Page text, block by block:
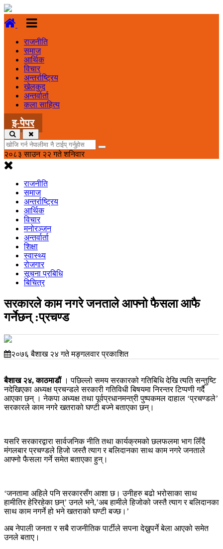
राजनीति
समाज
आर्थिक
विचार
अन्तर्राष्ट्रिय
खेलकुद
अन्तर्वार्ता
कला साहित्य
इ-पेपर
२०८३ साउन २२ गते शनिवार
राजनीति
समाज
अन्तर्राष्ट्रिय
आर्थिक
विचार
मनोरञ्जन
अन्तर्वार्ता
शिक्षा
स्वास्थ्य
रोजगार
सूचना प्रबिधि
बिचित्र
सरकारले काम नगरे जनताले आफ्नो फैसला आफै
गर्नेछन् :प्रचण्ड
२०७६ बैशाख २४ गते मङ्गलवार प्रकाशित
बैशाख २४, काठमाडौं। पछिल्लो समय सरकारको गतिबिधि देखि त्यति सन्तुष्टि
नदेखिएका अध्यक्ष प्रचन्डले सरकारी गतिविधी बिषयमा निरन्तर टिप्पणी गर्दै
आएका छन् । नेकपा अध्यक्ष तथा पूर्वप्रधानमन्त्री पुष्पकमल दाहाल ‘प्रचण्डले’
सरकारले काम नगरे खतराको घण्टी बज्ने बताएका छन्।
यसरि सरकारद्वारा सार्वजनिक नीति तथा कार्यक्रमको छलफलमा भाग लिँदै
मंगलबार प्रचण्डले हिजो जस्तै त्याग र बलिदानका साथ काम नगरे जनताले
आफ्नो फैसला गर्ने समेत बताएका हुन्।
‘जनतामा अहिले पनि सरकारसँग आशा छ। उनीहरु बढो भरोसाका साथ
हामीतिर हेरिरहेका छन्’ उनले भने,’अब हामीले हिजोको जस्तै त्याग र बलिदानका
साथ काम नगर्ने हो भने खतराको घण्टी बज्छ।’
अब नेपाली जनता र सबै राजनीतिक पार्टीले सपना देख्नुपर्ने बेला आएको समेत
उनले बताए।